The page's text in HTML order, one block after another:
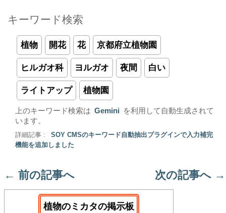
キーワード検索
植物 開花 花 京都府立植物園
ヒルガオ科 ヨルガオ 夜間 白い
ライトアップ 植物園
上のキーワード検索は Gemini
を利用して自動生成されて
います。
詳細記事 :
SOY CMSのキーワード自動抽出プラグインで入力補完
機能を追加しました
← 前の記事へ 次の記事へ →
植物のミカタの掲示板